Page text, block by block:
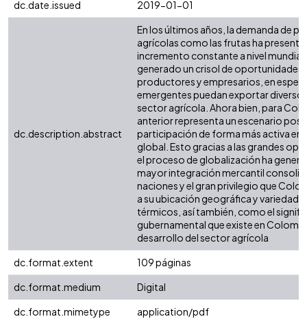
dc.date.issued
2019-01-01
dc.description.abstract
En los últimos años, la demanda de
agrícolas como las frutas ha
incremento constante a nivel mundial.
generado un crisol de oportunidades
productores y empresarios, en
emergentes puedan exportar
sector agrícola. Ahora bien, para
anterior representa un escenario
participación de forma más activa en
global. Esto gracias a las grandes
el proceso de globalización ha
mayor integración mercantil
naciones y el gran privilegio que
a su ubicación geográfica y variedad
térmicos, así también, como el
gubernamental que existe en
desarrollo del sector agrícola
dc.format.extent
109 páginas
dc.format.medium
Digital
dc.format.mimetype
application/pdf